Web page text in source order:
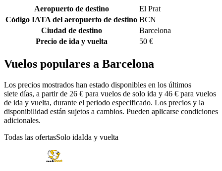
Aeropuerto de destino
El Prat
Código IATA del aeropuerto de destino BCN
Ciudad de destino
Barcelona
Precio de ida y vuelta
50 €
Vuelos populares a Barcelona
Los precios mostrados han estado disponibles en los últimos
siete días, a partir de 26 € para vuelos de solo ida y 46 € para vuelos
de ida y vuelta, durante el periodo especificado. Los precios y la
disponibilidad están sujetos a cambios. Pueden aplicarse condiciones
adicionales.
Todas las ofertasSolo idaIda y vuelta